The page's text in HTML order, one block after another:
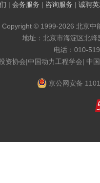
| 会务服务 | 咨询服务 | 诚聘
Copyright © 1999-2026 北京中
地址：北京市海淀区北
电话：010-
资协会|中国动力工程学会| 中
京公网安备